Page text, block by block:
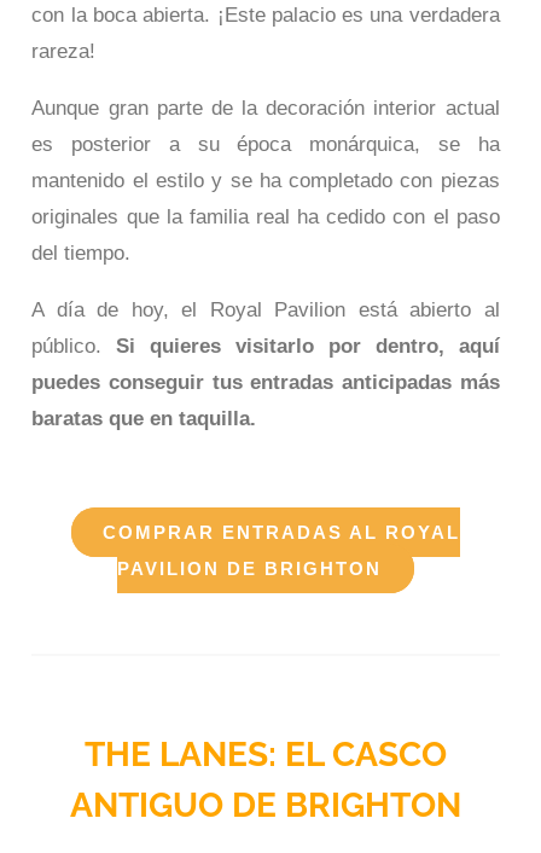
con la boca abierta. ¡Este palacio es una verdadera
rareza!
Aunque gran parte de la decoración interior actual
es posterior a su época monárquica, se ha
mantenido el estilo y se ha completado con piezas
originales que la familia real ha cedido con el paso
del tiempo.
A día de hoy, el Royal Pavilion está abierto al
público.Si quieres visitarlo por dentro, aquí
puedes conseguir tus entradas anticipadas más
baratas que en taquilla.
COMPRAR ENTRADAS AL ROYAL
PAVILION DE BRIGHTON
THE LANES: EL CASCO
ANTIGUO DE BRIGHTON